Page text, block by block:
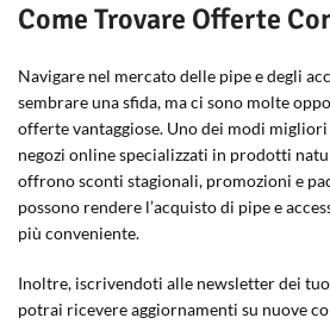
Come Trovare Offerte
Navigare nel mercato delle pipe e degli
sembrare una sfida, ma ci sono molte
offerte vantaggiose. Uno dei modi
negozi online specializzati in prodotti
offrono sconti stagionali, promozioni e
possono rendere l’acquisto di pipe e
più conveniente.
Inoltre, iscrivendoti alle newsletter dei
potrai ricevere aggiornamenti su nuove